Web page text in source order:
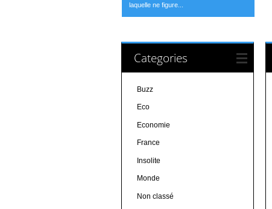
laquelle ne figure...
Categories
Buzz
Eco
Economie
France
Insolite
Monde
Non classé